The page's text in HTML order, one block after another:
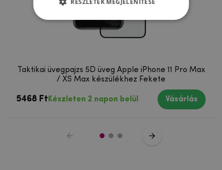
Taktikai üvegpajzs 5D üveg Apple iPhone 11 Pro Max
/ XS Max készülékhez Fekete
5468 Ft Készleten 2 napon belül Vásárlás